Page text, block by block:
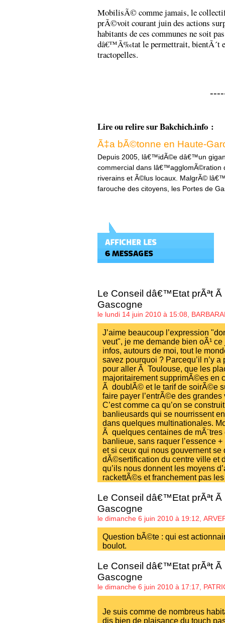
MobilisÃ© comme jamais, le
prÃ©voit courant juin des actions
habitants de ces communes ne soit
dâ€™Ã‰tat le permettrait, bientÃ´t
tractopelles.
Lire ou relire sur Bakchich.info :
Ã‡a bÃ©tonne en Haute-
Depuis 2005, lâ€™idÃ©e dâ€™un
commercial dans lâ€™agglomÃ©ration
riverains et Ã©lus locaux. MalgrÃ©
farouche des citoyens, les Portes de
Le Conseil dâ€™Etat prÃªt
Gascogne
le lundi 14 juin 2010 à 15:08,
J’aime beaucoup l’expression
veut", je me demande bien oÃ¹
infos, autours de moi, tout le
savez pourquoi ? Parcequ’il n’y
pour aller Ã Toulouse, que les
majoritairement supprimÃ©es en
Ã doublÃ© et le tarif de soirÃ©e
faire payer l’entrÃ©e des
C’est comme ca qu’on se
banlieusards qui se nourrissent
dans quelques multinationales.
Ã quelques centaines de
banlieue, sans raquer l’essence
et si ceux qui nous gouvernent
dÃ©sertification du centre ville et
qu’ils nous donnent les moyens
rackettÃ©s et franchement pas
Le Conseil dâ€™Etat prÃªt
Gascogne
le dimanche 6 juin 2010 à 19:12,
Question bÃ©te : qui est
boulot.
Le Conseil dâ€™Etat prÃªt
Gascogne
le dimanche 6 juin 2010 à 17:17,
Je suis comme de nombreus
dis bien de plaisance du touch